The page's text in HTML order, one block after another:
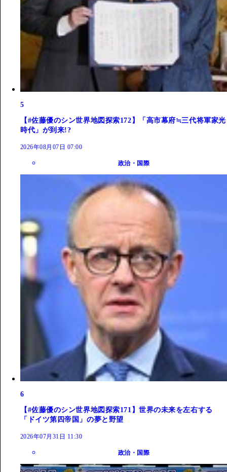
5
【#佐藤優のシン世界地図探索172】「高市幕府≒三代将軍家光
時代」が到来!?
2026年08月07日 07:00
政治・国際
6
【#佐藤優のシン世界地図探索171】世界の未来を左右する
「ドイツ第四帝国」の夢と野望
2026年07月31日 11:30
政治・国際